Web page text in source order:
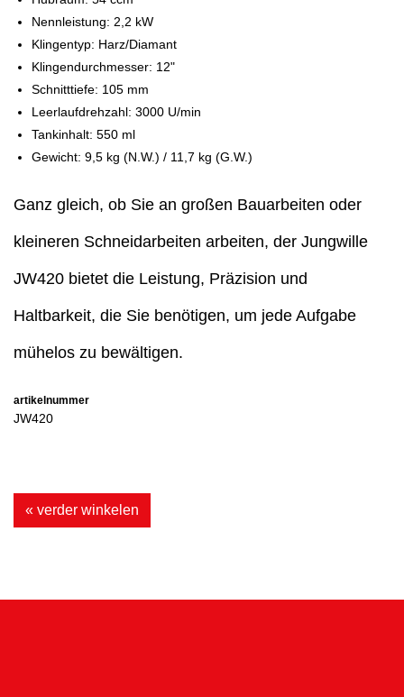
Nennleistung: 2,2 kW
Klingentyp: Harz/Diamant
Klingendurchmesser: 12"
Schnitttiefe: 105 mm
Leerlaufdrehzahl: 3000 U/min
Tankinhalt: 550 ml
Gewicht: 9,5 kg (N.W.) / 11,7 kg (G.W.)
Ganz gleich, ob Sie an großen Bauarbeiten oder
kleineren Schneidarbeiten arbeiten, der Jungwille
JW420 bietet die Leistung, Präzision und
Haltbarkeit, die Sie benötigen, um jede Aufgabe
mühelos zu bewältigen.
artikelnummer
JW420
« verder winkelen